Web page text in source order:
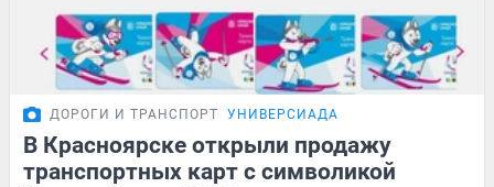
ДОРОГИ И ТРАНСПОРТ УНИВЕРСИАДА
В Красноярске открыли продажу
транспортных карт с символикой